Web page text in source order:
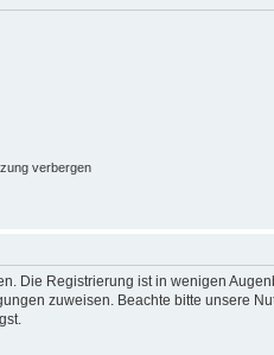
verbergen
Die Registrierung ist in wenigen
zuweisen. Beachte bitte unsere